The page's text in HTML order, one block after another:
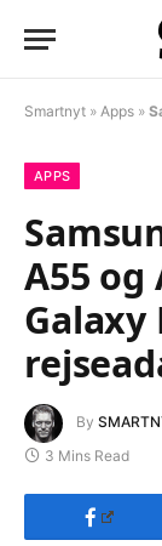
Smartnyt » Apps »
APPS
A55 og
Galaxy
By
3 Mins Read